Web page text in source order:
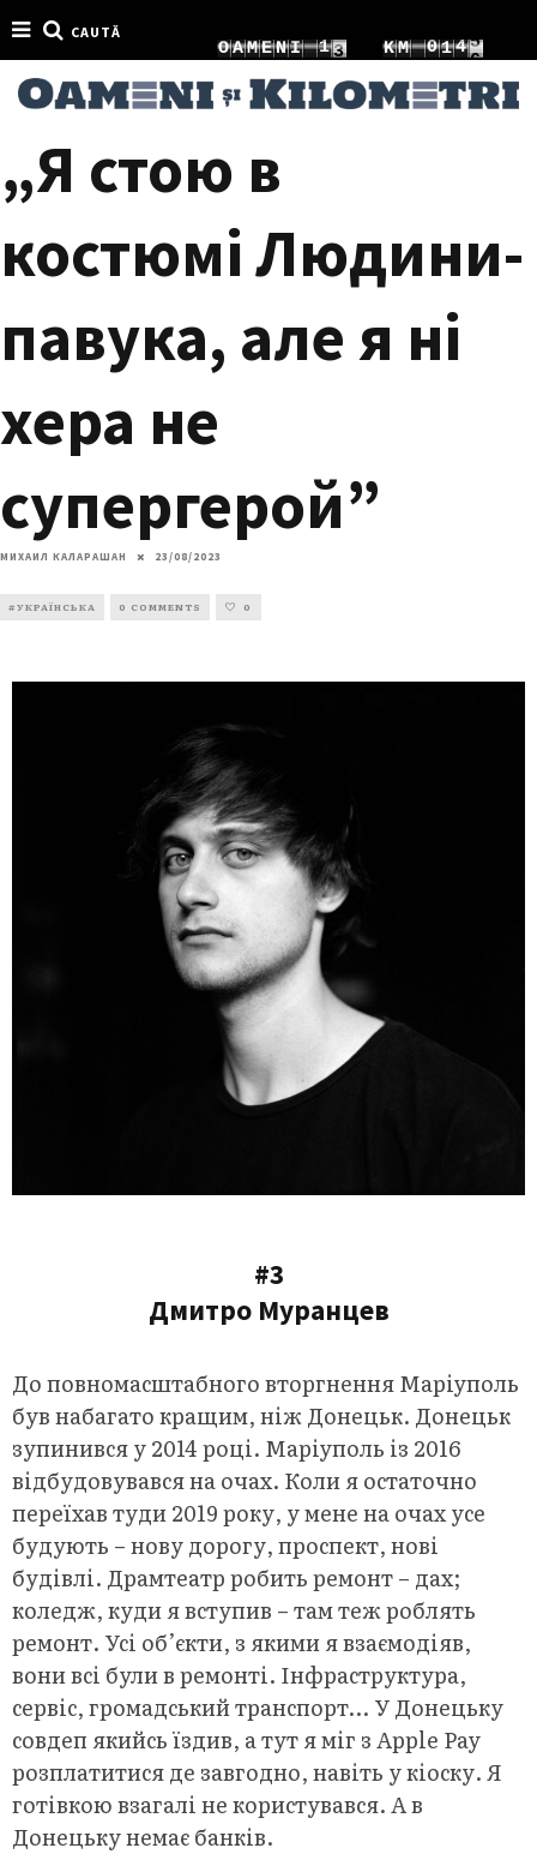
CAUTĂ
OAMENI
2
1
6
5 KM
0
12
1
6
70
9
„Я стою в
костюмі Людини-
павука, але я ні
хера не
супергерой”
МИХАИЛ КАЛАРАШАН 23/08/2023
#УКРАЇНСЬКА 0 COMMENTS 0
#3
Дмитро Муранцев
До повномасштабного вторгнення Маріуполь
був набагато кращим, ніж Донецьк. Донецьк
зупинився у 2014 році. Маріуполь із 2016
відбудовувався на очах. Коли я остаточно
переїхав туди 2019 року, у мене на очах усе
будують – нову дорогу, проспект, нові
будівлі. Драмтеатр робить ремонт – дах;
коледж, куди я вступив – там теж роблять
ремонт. Усі об’єкти, з якими я взаємодіяв,
вони всі були в ремонті. Інфраструктура,
сервіс, громадський транспорт… У Донецьку
совдеп якийсь їздив, а тут я міг з Apple Pay
розплатитися де завгодно, навіть у кіоску. Я
готівкою взагалі не користувався. А в
Донецьку немає банків.